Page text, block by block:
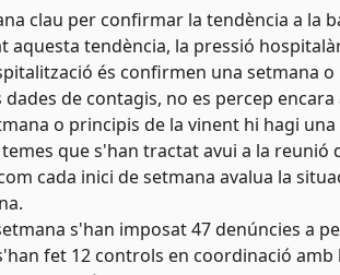
clau per confirmar la tendència a la
aquesta tendència, la pressió
és confirmen una setmana
de contagis, no es percep
o principis de la vinent hi hagi
que s'han tractat avui a la
cada inici de setmana avalua la
s'han imposat 47 denúncies a
fet 12 controls en coordinació amb